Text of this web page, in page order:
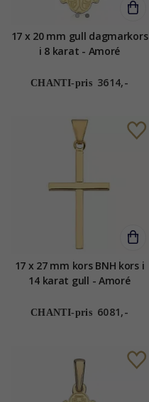
17 x 20 mm gull dagmarkors
i 8 karat - Amoré
CHANTI-pris 3614,-
17 x 27 mm kors BNH kors i
14 karat gull - Amoré
CHANTI-pris 6081,-